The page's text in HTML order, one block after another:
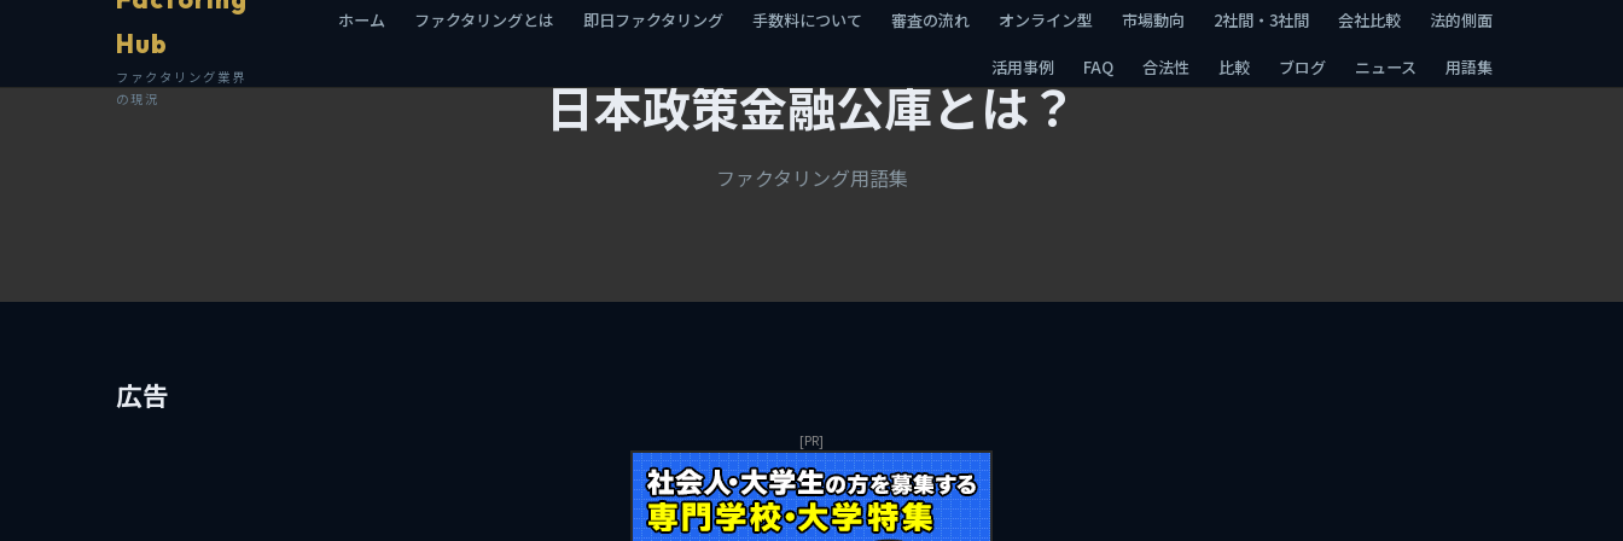
Hub
ファクタリング業界
の現況
ホーム ファクタリングとは 即日ファクタリング 手数料について 審査の流れ オンライン型 市場動向 2社間・3社間 会社比較 法的側面
活用事例 FAQ 合法性 比較 ブログ ニュース 用語集
日本政策金融公庫とは？
ファクタリング用語集
広告
[PR]